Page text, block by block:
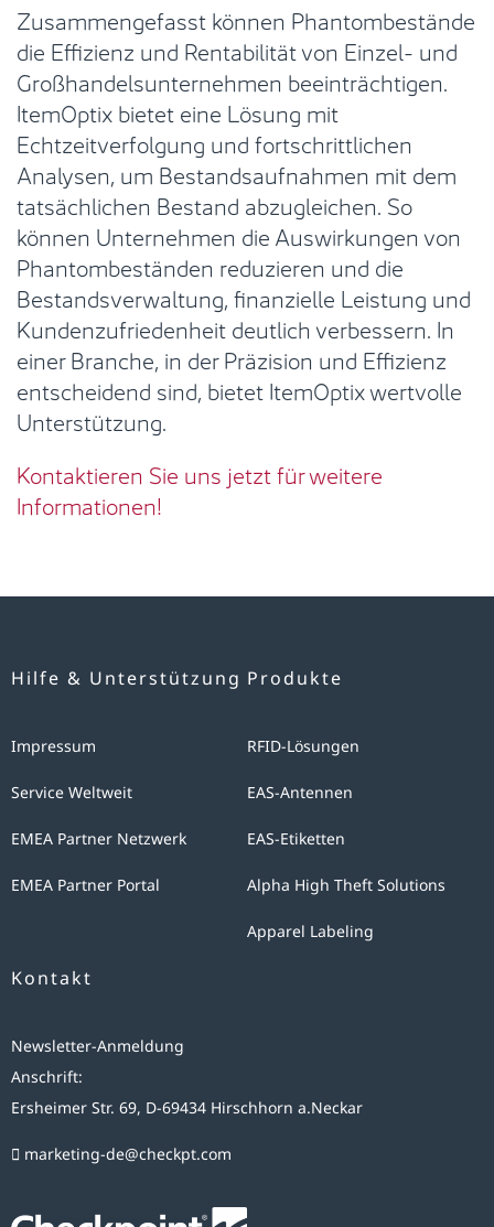
Zusammengefasst können Phantombestände
die Effizienz und Rentabilität von Einzel- und
Großhandelsunternehmen beeinträchtigen.
ItemOptix bietet eine Lösung mit
Echtzeitverfolgung und fortschrittlichen
Analysen, um Bestandsaufnahmen mit dem
tatsächlichen Bestand abzugleichen. So
können Unternehmen die Auswirkungen von
Phantombeständen reduzieren und die
Bestandsverwaltung, finanzielle Leistung und
Kundenzufriedenheit deutlich verbessern. In
einer Branche, in der Präzision und Effizienz
entscheidend sind, bietet ItemOptix wertvolle
Unterstützung.
Kontaktieren Sie uns jetzt für weitere
Informationen!
Produkte
RFID-Lösungen
EAS-Antennen
EAS-Etiketten
Alpha High Theft Solutions
Apparel Labeling
Hilfe & Unterstützung
Impressum
Service Weltweit
EMEA Partner Netzwerk
EMEA Partner Portal
Kontakt
Newsletter-Anmeldung
Anschrift:
Ersheimer Str. 69, D-69434 Hirschhorn a.Neckar
marketing-de@checkpt.com